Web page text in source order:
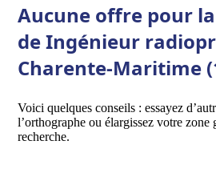
Aucune offre pour
de Ingénieur
Charente-Maritime
Voici quelques conseils : essayez
l’orthographe ou élargissez votre zone
recherche.